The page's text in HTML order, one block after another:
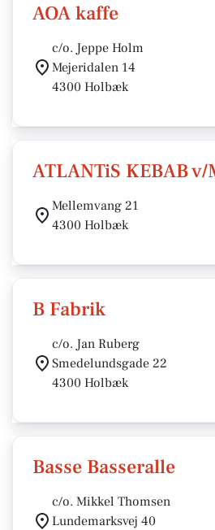
AOA kaffe
c/o. Jeppe Holm
Mejeridalen 14
4300 Holbæk
ATLANTiS KEBAB
Mellemvang 21
4300 Holbæk
B Fabrik
c/o. Jan Ruberg
Smedelundsgade 22
4300 Holbæk
Basse Basseralle
c/o. Mikkel Thomsen
Lundemarksvej 40